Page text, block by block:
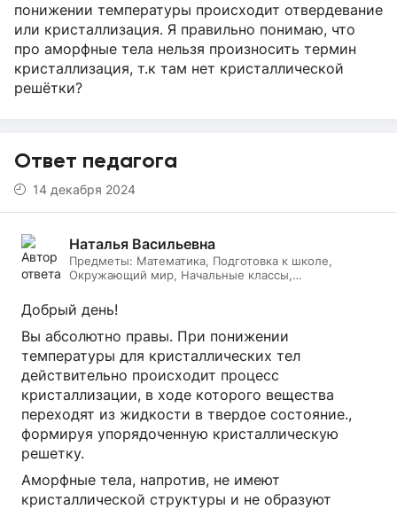
понижении температуры происходит отвердевание
или кристаллизация. Я правильно понимаю, что
про аморфные тела нельзя произносить термин
кристаллизация, т.к там нет кристаллической
решётки?
Ответ педагога
14 декабря 2024
Наталья Васильевна
Предметы: Математика, Подготовка к школе,
Окружающий мир, Начальные классы,
Добрый день!
Вы абсолютно правы. При понижении
температуры для кристаллических тел
действительно происходит процесс
кристаллизации, в ходе которого вещества
переходят из жидкости в твердое состояние.,
формируя упорядоченную кристаллическую
решетку.
Аморфные тела, напротив, не имеют
кристаллической структуры и не образуют